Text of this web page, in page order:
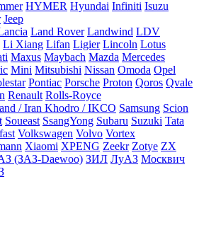
HYMER Hyundai Infiniti Isuzu
Jeep
Land Rover Landwind LDV
Li Xiang Lifan Ligier Lincoln Lotus
Maxus Maybach Mazda Mercedes
Mini Mitsubishi Nissan Omoda Opel
Pontiac Porsche Proton Qoros Qvale
Renault Rolls-Royce
/ Iran Khodro / IKCO Samsung Scion
Soueast SsangYong Subaru Suzuki Tata
Volkswagen Volvo Vortex
Xiaomi XPENG Zeekr Zotye ZX
(ЗАЗ-Daewoo) ЗИЛ ЛуАЗ Москвич